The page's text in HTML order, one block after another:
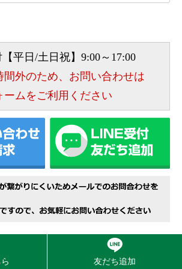
平日/土日祝】9:00～17:00
間外のため、お問い合わせは
ームをご利用ください
合サービスの受付エリア
友だち追加